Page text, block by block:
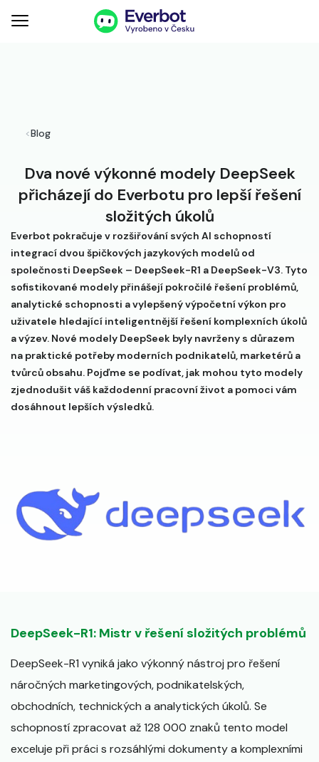
<Blog
Dva nové výkonné modely DeepSeek
přicházejí do Everbotu pro lepší řešení
složitých úkolů
Everbot pokračuje v rozšiřování svých AI schopností
integrací dvou špičkových jazykových modelů od
společnosti DeepSeek – DeepSeek-R1 a DeepSeek-V3. Tyto
sofistikované modely přinášejí pokročilé řešení problémů,
analytické schopnosti a vylepšený výpočetní výkon pro
uživatele hledající inteligentnější řešení komplexních úkolů
a výzev. Nové modely DeepSeek byly navrženy s důrazem
na praktické potřeby moderních podnikatelů, marketérů a
tvůrců obsahu. Pojďme se podívat, jak mohou tyto modely
zjednodušit váš každodenní pracovní život a pomoci vám
dosáhnout lepších výsledků.
DeepSeek-R1: Mistr v řešení složitých problémů
DeepSeek-R1 vyniká jako výkonný nástroj pro řešení
náročných marketingových, podnikatelských,
obchodních, technických a analytických úkolů. Se
schopností zpracovat až 128 000 znaků tento model
exceluje při práci s rozsáhlými dokumenty a komplexními